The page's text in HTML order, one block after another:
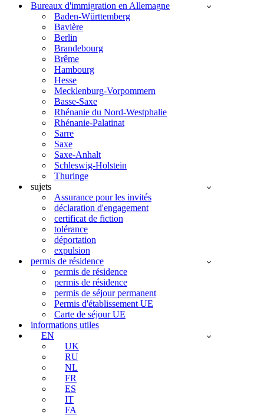
Bureaux d'immigration en Allemagne
Baden-Württemberg
Bavière
Berlin
Brandebourg
Brême
Hambourg
Hesse
Mecklenburg-Vorpommern
Basse-Saxe
Rhénanie du Nord-Westphalie
Rhénanie-Palatinat
Sarre
Saxe
Saxe-Anhalt
Schleswig-Holstein
Thuringe
sujets
Assurance pour les invités
déclaration d'engagement
certificat de fiction
tolérance
déportation
expulsion
permis de résidence
permis de résidence
permis de résidence
permis de séjour permanent
Permis d'établissement UE
Carte de séjour UE
informations utiles
EN
UK
RU
NL
FR
ES
IT
FA